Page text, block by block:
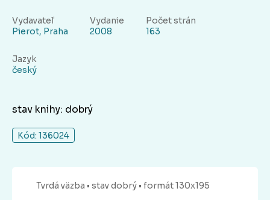
Vydavateľ
Pierot, Praha
Vydanie
2008
Počet strán
163
Jazyk
český
stav knihy: dobrý
Kód: 136024
Tvrdá väzba • stav dobrý • formát 130x195